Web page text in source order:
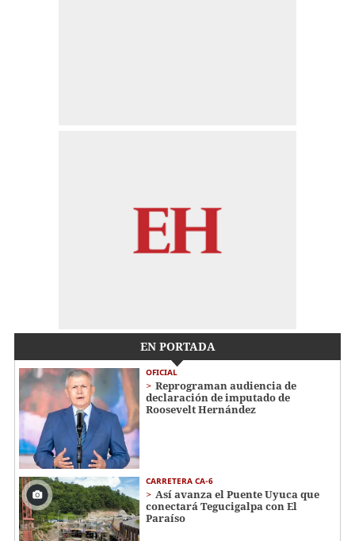
EN PORTADA
OFICIAL
Reprograman audiencia de
declaración de imputado de
Roosevelt Hernández
CARRETERA CA-6
Así avanza el Puente Uyuca que
conectará Tegucigalpa con El
Paraíso